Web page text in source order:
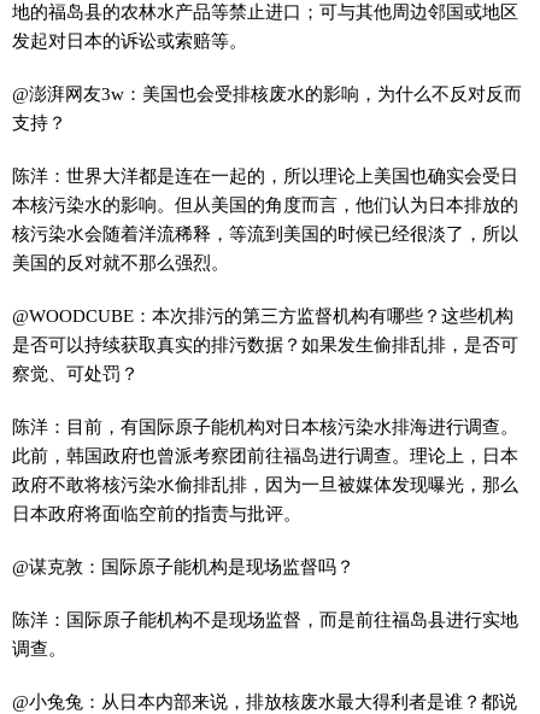
地的福岛县的农林水产品等禁止进口；可与其他周边邻国或地区
发起对日本的诉讼或索赔等。
@澎湃网友3w：美国也会受排核废水的影响，为什么不反对反而
支持？
陈洋：世界大洋都是连在一起的，所以理论上美国也确实会受日
本核污染水的影响。但从美国的角度而言，他们认为日本排放的
核污染水会随着洋流稀释，等流到美国的时候已经很淡了，所以
美国的反对就不那么强烈。
@WOODCUBE：本次排污的第三方监督机构有哪些？这些机构
是否可以持续获取真实的排污数据？如果发生偷排乱排，是否可
察觉、可处罚？
陈洋：目前，有国际原子能机构对日本核污染水排海进行调查。
此前，韩国政府也曾派考察团前往福岛进行调查。理论上，日本
政府不敢将核污染水偷排乱排，因为一旦被媒体发现曝光，那么
日本政府将面临空前的指责与批评。
@谋克敦：国际原子能机构是现场监督吗？
陈洋：国际原子能机构不是现场监督，而是前往福岛县进行实地
调查。
@小兔兔：从日本内部来说，排放核废水最大得利者是谁？都说